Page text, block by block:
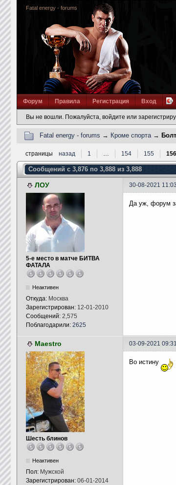
Fatal energy - forums
Форум Правила Регистрация Вход
Вы не вошли. Пожалуйста, войдите или
Fatal energy - forums → Кроме спорта →
страницы назад 1 … 154 155 156
Сообщений с 3,876 по 3,888 из 3,888
ЛОУ 30-08-2021 11:03
5-е место в матче БИТВА
ФАТАЛА
Неактивен
Откуда: Москва
Зарегистрирован: 12-01-2010
Сообщений: 2,575
Поблагодарили: 2625
Да уж, форум
Maestro 03-09-2021 09:31
Шесть блинов
Неактивен
Пол: Мужской
Зарегистрирован: 06-01-2014
Во истину